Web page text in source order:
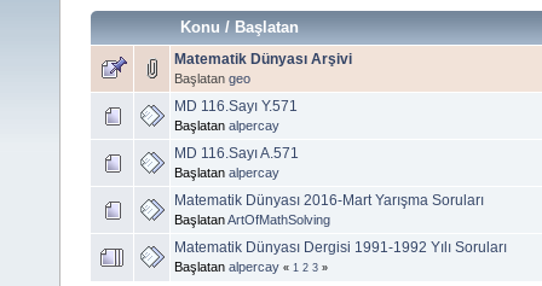
Konu /Başlatan
Matematik Dünyası Arşivi
Başlatan geo
MD 116.Sayı Y.571
Başlatan alpercay
MD 116.Sayı A.571
Başlatan alpercay
Matematik Dünyası 2016-Mart Yarışma Soruları
BaşlatanArtOfMathSolving
Matematik Dünyası Dergisi 1991-1992 Yılı Soruları
Başlatan alpercay « 1 2 3 »